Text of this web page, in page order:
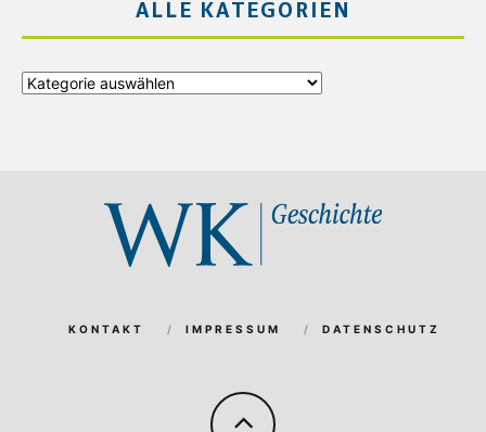
ALLE KATEGORIEN
Alle
KONTAKT IMPRESSUM DATENSCHUTZ